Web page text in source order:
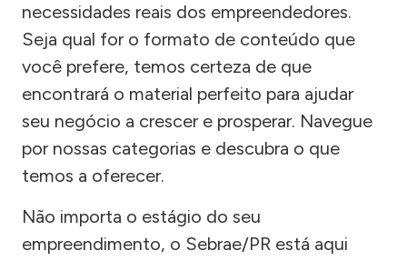
necessidades reais dos empreendedores.
Seja qual for o formato de conteúdo que
você prefere, temos certeza de que
encontrará o material perfeito para ajudar
seu negócio a crescer e prosperar. Navegue
por nossas categorias e descubra o que
temos a oferecer.
Não importa o estágio do seu
empreendimento, o Sebrae/PR está aqui